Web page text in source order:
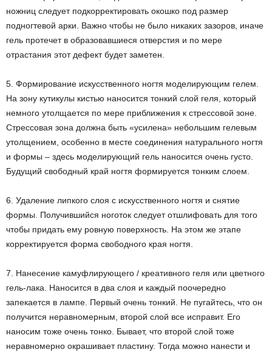
ножниц следует подкорректировать окошко под размер
подногтевой арки. Важно чтобы не было никаких зазоров, иначе
гель протечет в образовавшиеся отверстия и по мере
отрастания этот дефект будет заметен.
5. Формирование искусственного ногтя моделирующим гелем.
На зону кутикулы кистью наносится тонкий слой геля, который
немного утолщается по мере приближения к стрессовой зоне.
Стрессовая зона должна быть «усилена» небольшим гелевым
утолщением, особенно в месте соединения натурального ногтя
и формы – здесь моделирующий гель наносится очень густо.
Будущий свободный край ногтя формируется тонким слоем.
6. Удаление липкого слоя с искусственного ногтя и снятие
формы. Получившийся ноготок следует отшлифовать для того
чтобы придать ему ровную поверхность. На этом же этапе
корректируется форма свободного края ногтя.
7. Нанесение камуфлирующего / креативного геля или цветного
гель-лака. Наносится в два слоя и каждый поочередно
запекается в лампе. Первый очень тонкий. Не пугайтесь, что он
получится неравномерным, второй слой все исправит. Его
наносим тоже очень тонко. Бывает, что второй слой тоже
неравномерно окрашивает пластину. Тогда можно нанести и